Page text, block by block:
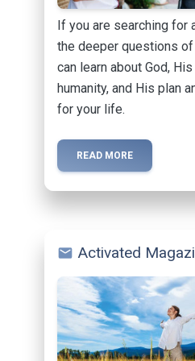
If you are searching for
the deeper questions
can learn about God,
humanity, and His plan
for your life.
READ MORE
mail Activated